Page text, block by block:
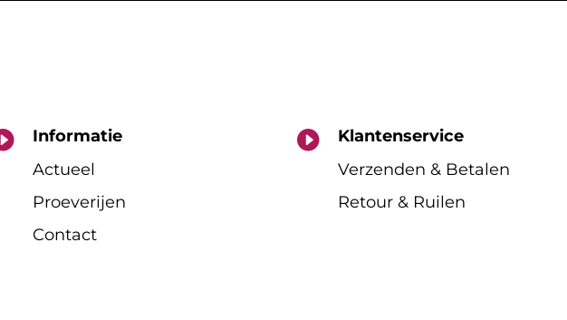
Informatie
Actueel
Proeverijen
Contact

Klantenservice
Verzenden & Betalen
Retour & Ruilen